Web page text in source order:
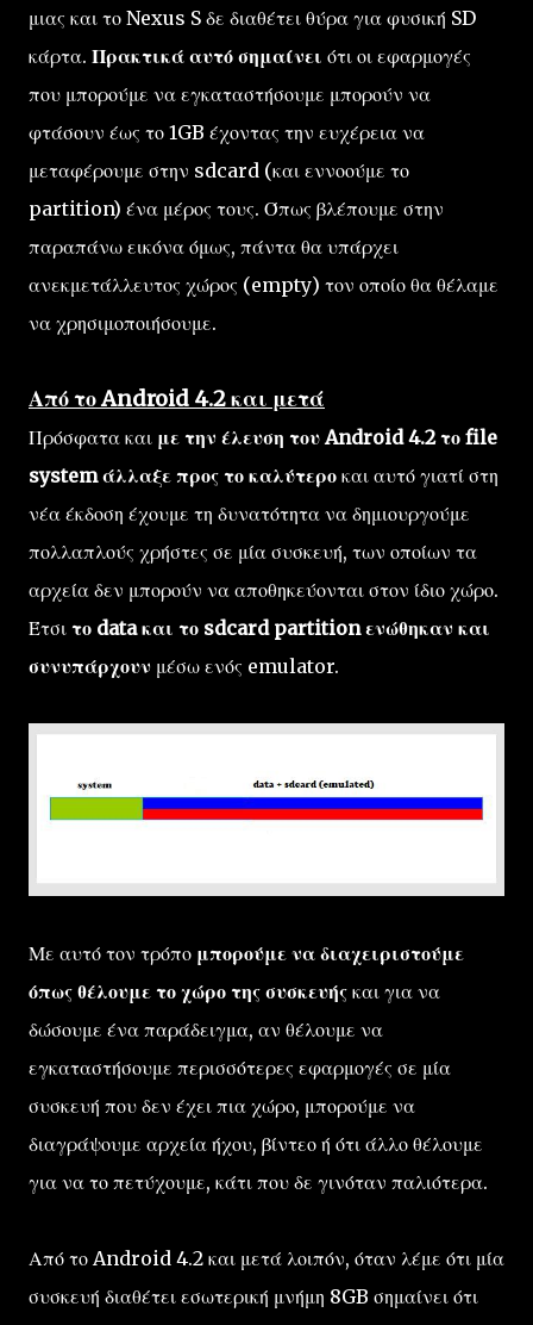
μιας και το Nexus S δε διαθέτει θύρα για φυσική SD
κάρτα. Πρακτικά αυτό σημαίνει ότι οι εφαρμογές
που μπορούμε να εγκαταστήσουμε μπορούν να
φτάσουν έως το 1GB έχοντας την ευχέρεια να
μεταφέρουμε στην sdcard (και εννοούμε το
partition) ένα μέρος τους. Όπως βλέπουμε στην
παραπάνω εικόνα όμως, πάντα θα υπάρχει
ανεκμετάλλευτος χώρος (empty) τον οποίο θα θέλαμε
να χρησιμοποιήσουμε.
Από το Android 4.2 και μετά
Πρόσφατα και με την έλευση του Android 4.2 το file
system άλλαξε προς το καλύτερο και αυτό γιατί στη
νέα έκδοση έχουμε τη δυνατότητα να δημιουργούμε
πολλαπλούς χρήστες σε μία συσκευή, των οποίων τα
αρχεία δεν μπορούν να αποθηκεύονται στον ίδιο χώρο.
Έτσι το data και το sdcard partition ενώθηκαν και
συνυπάρχουν μέσω ενός emulator.
Με αυτό τον τρόπο μπορούμε να διαχειριστούμε
όπως θέλουμε το χώρο της συσκευής και για να
δώσουμε ένα παράδειγμα, αν θέλουμε να
εγκαταστήσουμε περισσότερες εφαρμογές σε μία
συσκευή που δεν έχει πια χώρο, μπορούμε να
διαγράψουμε αρχεία ήχου, βίντεο ή ότι άλλο θέλουμε
για να το πετύχουμε, κάτι που δε γινόταν παλιότερα.
Από το Android 4.2 και μετά λοιπόν, όταν λέμε ότι μία
συσκευή διαθέτει εσωτερική μνήμη 8GB σημαίνει ότι